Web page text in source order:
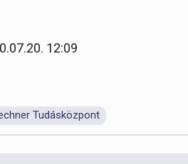
12:09
Tudásközpont